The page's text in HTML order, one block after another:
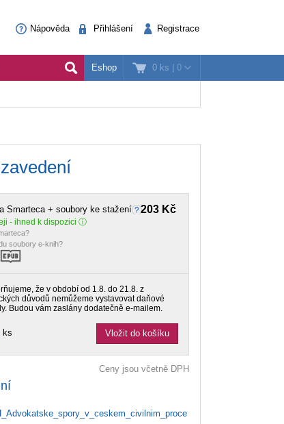
Nápověda Přihlášení Registrace
0 ks | 0
Eshop
203 Kč
Smarteca + soubory ke stažení
- ihned k dispozici
soubory e-knih?
že v období od 1.8. do 21.8. z
důvodů nemůžeme vystavovat daňové
Budou vám zaslány dodatečně e-mailem.
ks Vložit do košíku
Ceny jsou včetně DPH